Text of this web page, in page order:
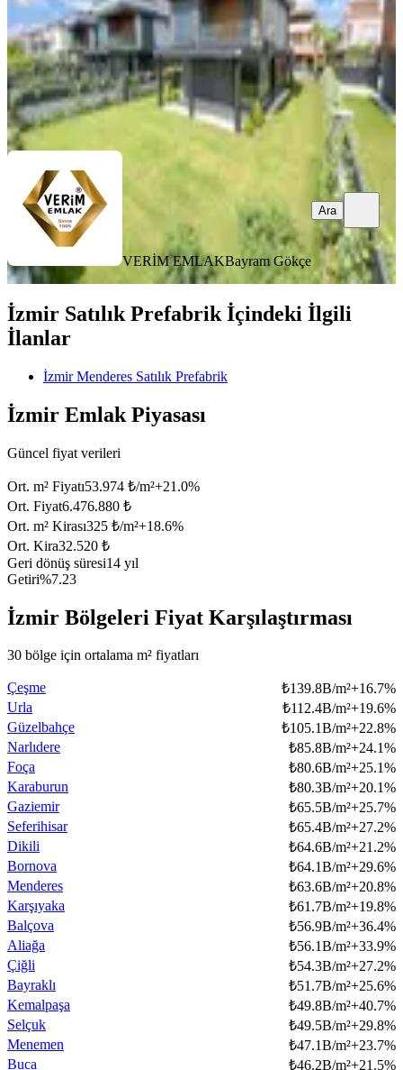
25.000.000 ₺
VERİM EMLAKBayram Gökçe
Ara
VERİM EMLAKBayram Gökçe
Ara
İzmir Satılık Prefabrik İçindeki İlgili
İlanlar
İzmir Menderes Satılık Prefabrik
İzmir Emlak Piyasası
Güncel fiyat verileri
Ort. m² Fiyatı53.974 ₺/m²+21.0%
Ort. Fiyat6.476.880 ₺
Ort. m² Kirası325 ₺/m²+18.6%
Ort. Kira32.520 ₺
Geri dönüş süresi14 yıl
Getiri%7.23
İzmir Bölgeleri Fiyat Karşılaştırması
30 bölge için ortalama m² fiyatları
Çeşme ₺139.8B/m²+16.7%
Urla
₺112.4B/m²+19.6%
Güzelbahçe
₺105.1B/m²+22.8%
Narlıdere
₺85.8B/m²+24.1%
Foça
₺80.6B/m²+25.1%
Karaburun
₺80.3B/m²+20.1%
Gaziemir
₺65.5B/m²+25.7%
Seferihisar
₺65.4B/m²+27.2%
Dikili
₺64.6B/m²+21.2%
Bornova
₺64.1B/m²+29.6%
Menderes
₺63.6B/m²+20.8%
Karşıyaka
₺61.7B/m²+19.8%
Balçova
₺56.9B/m²+36.4%
Aliağa
₺56.1B/m²+33.9%
Çiğli
₺54.3B/m²+27.2%
Bayraklı
₺51.7B/m²+25.6%
Kemalpaşa
₺49.8B/m²+40.7%
Selçuk
₺49.5B/m²+29.8%
Menemen
₺47.1B/m²+23.7%
Buca
₺46.2B/m²+21.5%